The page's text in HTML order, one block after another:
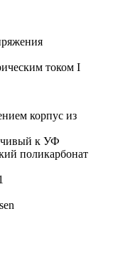
током I
корпус из
к УФ
поликарбонат